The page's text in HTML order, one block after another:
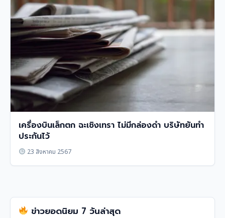
เครื่องบินเล็กตก ฉะเชิงเทรา ไม่มีกล่องดำ บริษัทยันทำ
ประกันไว้
23 สิงหาคม 2567
ข่าวยอดนิยม 7 วันล่าสุด